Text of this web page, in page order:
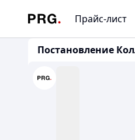
Прайс-лист
Постановление